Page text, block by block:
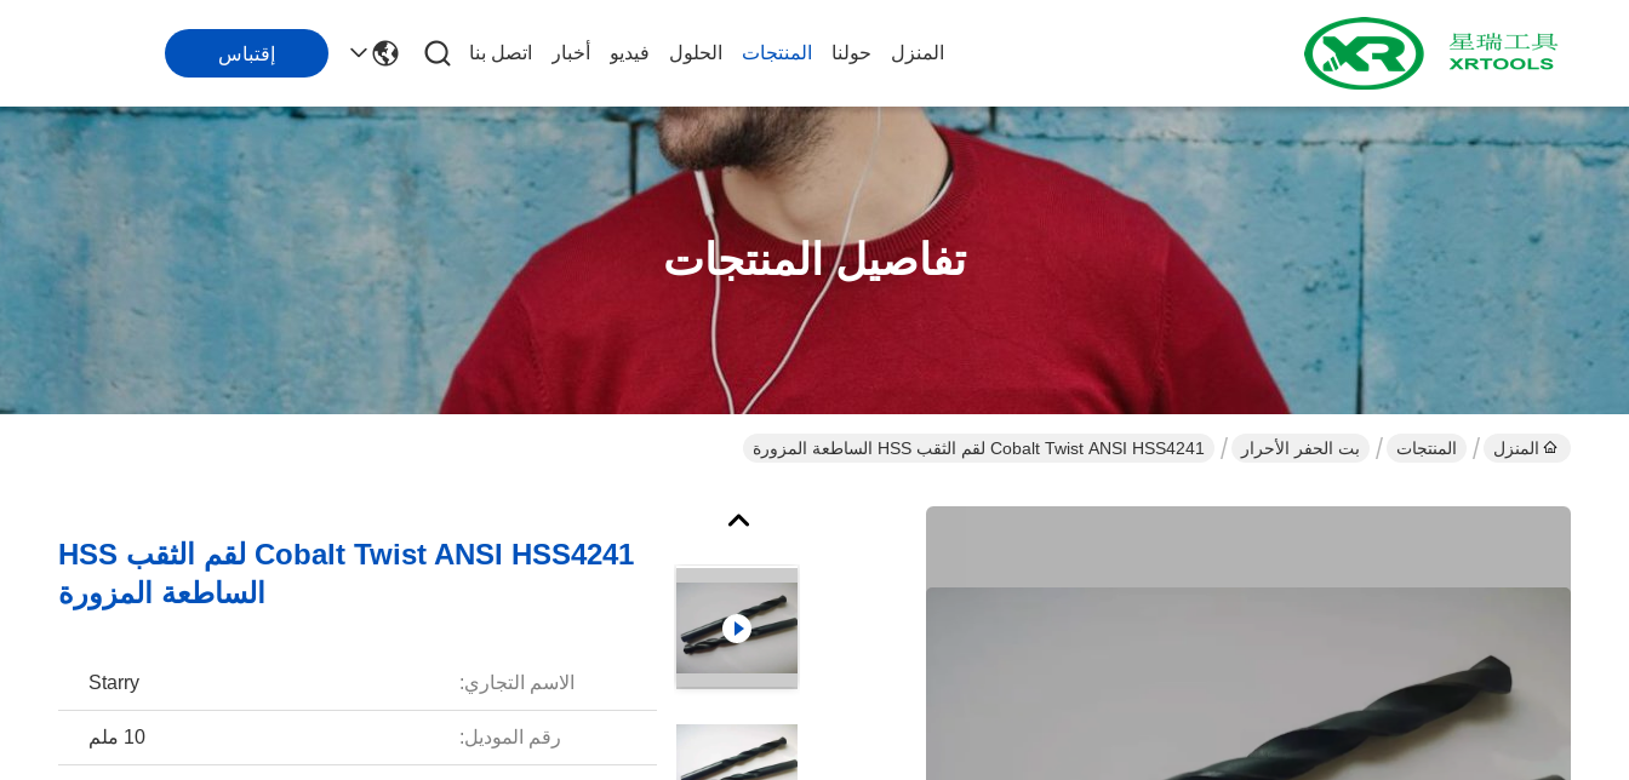
المنزل حولنا المنتجات الحلول فيديو أخبار اتصل بنا إقتباس
تفاصيل المنتجات
المنزل المنتجات بت الحفر الأحرار Cobalt Twist ANSI HSS4241 لقم الثقب HSS الساطعة المزورة
Cobalt Twist ANSI HSS4241 لقم الثقب HSS
الساطعة المزورة
الاسم التجاري: Starry
رقم الموديل: 10 ملم